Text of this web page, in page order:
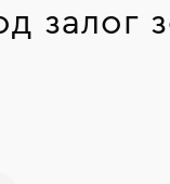
залог